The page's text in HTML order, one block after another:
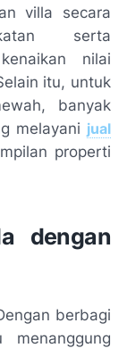
villa secara
serta
nilai
itu, untuk
banyak
melayani jual
properti
dengan
berbagi